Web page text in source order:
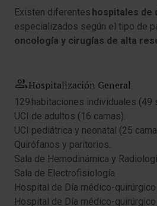
Existen diferentes hospitales de
especializados según el tipo de
oncología y cirugías de alta
Hospitalización General
129 habitaciones individuales (49
UCI de adultos (16 camas).
UCI pediátrica y neonatal (25
Quirófanos y paritorios.
Sala de Hemodinámica y
Sala de Electrofisiología
Hospital de Día médico-
Hospital de Día médico-